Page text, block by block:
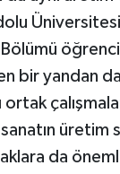
bir yandan
üretim
da